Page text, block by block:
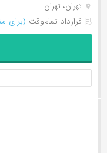
تهران، تهران
قرارداد تمام‌وقت (برای